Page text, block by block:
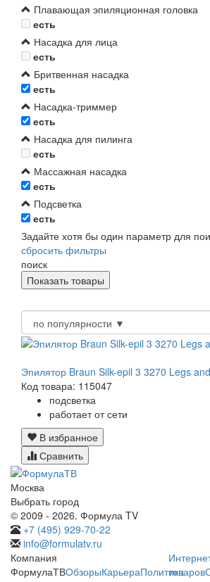
Плавающая эпиляционная головка
есть
Насадка для лица
есть
Бритвенная насадка
есть
Насадка-триммер
есть
Насадка для пилинга
есть
Массажная насадка
есть
Подсветка
есть
Задайте хотя бы один параметр для
сбросить фильтры
поиск
Эпилятор Braun Silk-epil 3 3270 Legs
Код товара: 115047
подсветка
работает от сети
В избранное
Сравнить
Москва
Выбрать город
© 2009 - 2026. Формула TV
+7 (495) 929-70-22
info@formulatv.ru
Компания
ФормулаТВОбзорыКарьераПолитикатоваров